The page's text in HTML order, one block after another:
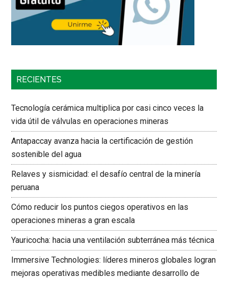
RECIENTES
Tecnología cerámica multiplica por casi cinco veces la
vida útil de válvulas en operaciones mineras
Antapaccay avanza hacia la certificación de gestión
sostenible del agua
Relaves y sismicidad: el desafío central de la minería
peruana
Cómo reducir los puntos ciegos operativos en las
operaciones mineras a gran escala
Yauricocha: hacia una ventilación subterránea más técnica
Immersive Technologies: líderes mineros globales logran
mejoras operativas medibles mediante desarrollo de